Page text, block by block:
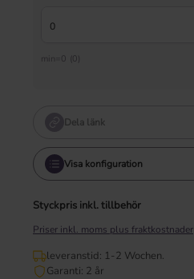
min=0 (0)
Dela länk
Visa konfiguration
Styckpris inkl. tillbehör
Priser inkl. moms plus fraktkostnader
leveranstid: 1-2 Wochen.
Garanti: 2 år